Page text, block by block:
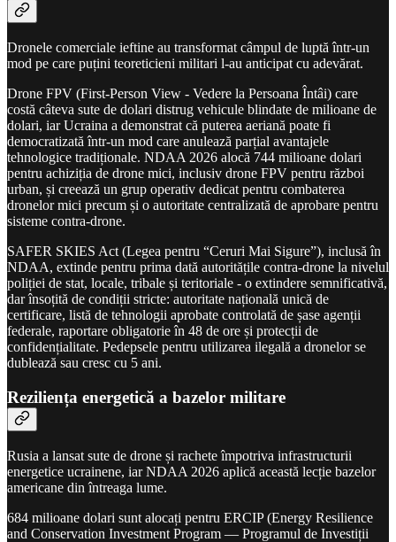
Dronele comerciale ieftine au transformat câmpul de luptă într-un
mod pe care puțini teoreticieni militari l-au anticipat cu adevărat.
Drone FPV (First-Person View - Vedere la Persoana Întâi) care
costă câteva sute de dolari distrug vehicule blindate de milioane de
dolari, iar Ucraina a demonstrat că puterea aeriană poate fi
democratizată într-un mod care anulează parțial avantajele
tehnologice tradiționale. NDAA 2026 alocă 744 milioane dolari
pentru achiziția de drone mici, inclusiv drone FPV pentru război
urban, și creează un grup operativ dedicat pentru combaterea
dronelor mici precum și o autoritate centralizată de aprobare pentru
sisteme contra-drone.
SAFER SKIES Act (Legea pentru “Ceruri Mai Sigure”), inclusă în
NDAA, extinde pentru prima dată autoritățile contra-drone la nivelul
poliției de stat, locale, tribale și teritoriale - o extindere semnificativă,
dar însoțită de condiții stricte: autoritate națională unică de
certificare, listă de tehnologii aprobate controlată de șase agenții
federale, raportare obligatorie în 48 de ore și protecții de
confidențialitate. Pedepsele pentru utilizarea ilegală a dronelor se
dublează sau cresc cu 5 ani.
Reziliența energetică a bazelor militare
Rusia a lansat sute de drone și rachete împotriva infrastructurii
energetice ucrainene, iar NDAA 2026 aplică această lecție bazelor
americane din întreaga lume.
684 milioane dolari sunt alocați pentru ERCIP (Energy Resilience
and Conservation Investment Program — Programul de Investiții